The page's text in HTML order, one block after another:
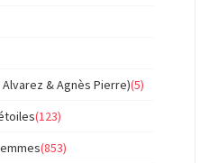
& Agnès Pierre)(5)
(123)
(853)